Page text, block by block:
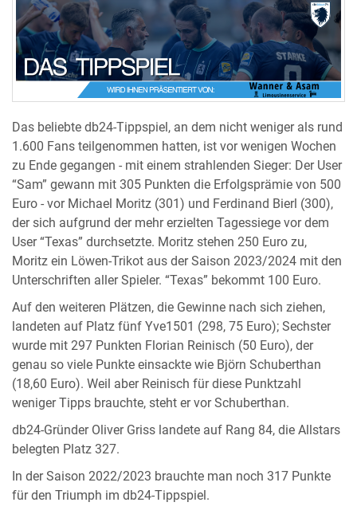
Das beliebte db24-Tippspiel, an dem nicht weniger als rund
1.600 Fans teilgenommen hatten, ist vor wenigen Wochen
zu Ende gegangen - mit einem strahlenden Sieger: Der User
“Sam” gewann mit 305 Punkten die Erfolgsprämie von 500
Euro - vor Michael Moritz (301) und Ferdinand Bierl (300),
der sich aufgrund der mehr erzielten Tagessiege vor dem
User “Texas” durchsetzte. Moritz stehen 250 Euro zu,
Moritz ein Löwen-Trikot aus der Saison 2023/2024 mit den
Unterschriften aller Spieler. “Texas” bekommt 100 Euro.
Auf den weiteren Plätzen, die Gewinne nach sich ziehen,
landeten auf Platz fünf Yve1501 (298, 75 Euro); Sechster
wurde mit 297 Punkten Florian Reinisch (50 Euro), der
genau so viele Punkte einsackte wie Björn Schuberthan
(18,60 Euro). Weil aber Reinisch für diese Punktzahl
weniger Tipps brauchte, steht er vor Schuberthan.
db24-Gründer Oliver Griss landete auf Rang 84, die Allstars
belegten Platz 327.
In der Saison 2022/2023 brauchte man noch 317 Punkte
für den Triumph im db24-Tippspiel.